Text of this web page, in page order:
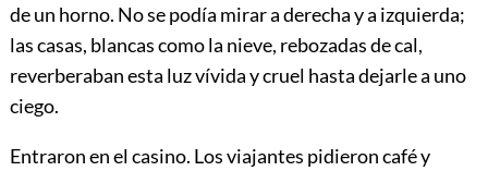
de un horno. No se podía mirar a derecha y a izquierda;
las casas, blancas como la nieve, rebozadas de cal,
reverberaban esta luz vívida y cruel hasta dejarle a uno
ciego.
Entraron en el casino. Los viajantes pidieron café y